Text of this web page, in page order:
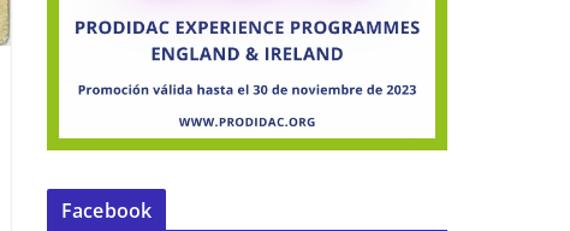
Facebook